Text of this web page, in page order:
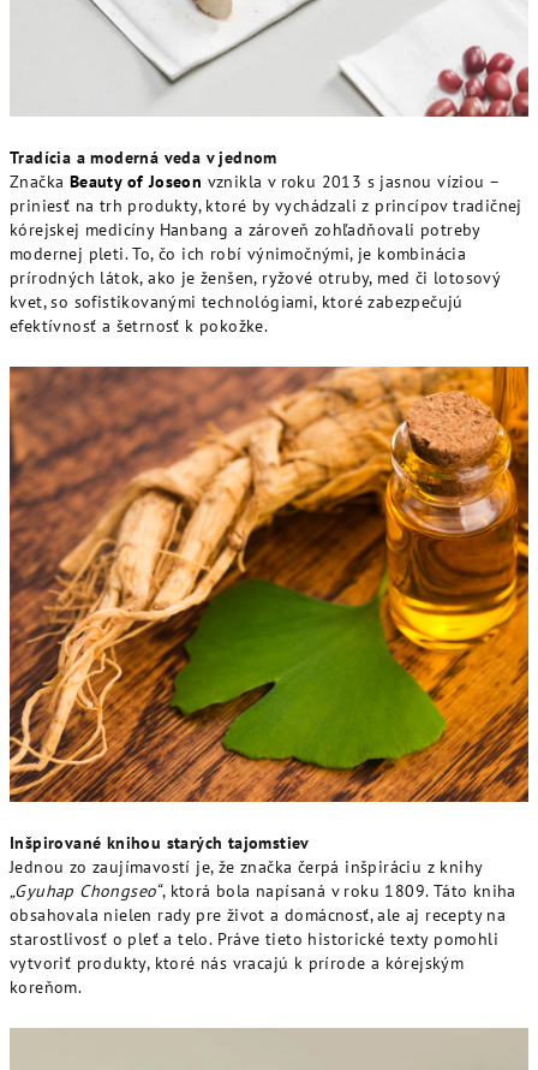
Tradícia a moderná veda v jednom
Značka Beauty of Joseon vznikla v roku 2013 s jasnou víziou –
priniesť na trh produkty, ktoré by vychádzali z princípov tradičnej
kórejskej medicíny Hanbang a zároveň zohľadňovali potreby
modernej pleti. To, čo ich robí výnimočnými, je kombinácia
prírodných látok, ako je ženšen, ryžové otruby, med či lotosový
kvet, so sofistikovanými technológiami, ktoré zabezpečujú
efektívnosť a šetrnosť k pokožke.
Inšpirované knihou starých tajomstiev
Jednou zo zaujímavostí je, že značka čerpá inšpiráciu z knihy
„Gyuhap Chongseo“, ktorá bola napísaná v roku 1809. Táto kniha
obsahovala nielen rady pre život a domácnosť, ale aj recepty na
starostlivosť o pleť a telo. Práve tieto historické texty pomohli
vytvoriť produkty, ktoré nás vracajú k prírode a kórejským
koreňom.